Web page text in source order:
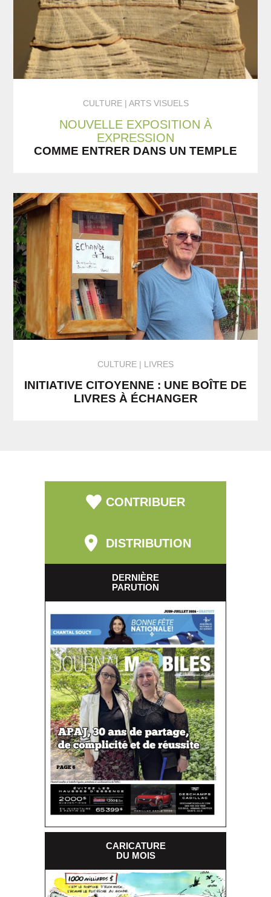
CULTURE ARTS VISUELS
NOUVELLE EXPOSITION À
EXPRESSION
COMME ENTRER DANS UN TEMPLE
CULTURE LIVRES
INITIATIVE CITOYENNE : UNE BOÎTE DE
LIVRES À ÉCHANGER
CONTRIBUER
DISTRIBUTION
DERNIÈRE
PARUTION
CARICATURE
DU MOIS